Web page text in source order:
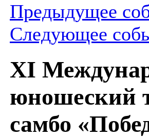
Предыдущее
Следующее
XI
юношеский
самбо